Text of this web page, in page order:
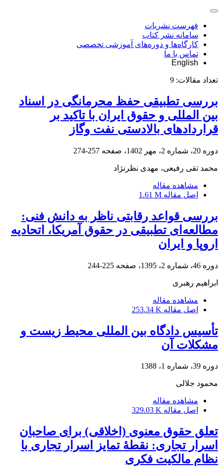
فهرست نشریات
سامانه نشر کتاب
کارگاه‌ها و دوره‌های آموزشی تخصصی
تماس با ما
English
تعداد مقالات: 9
بررسی تطبیقی حفظ محرمانگی در اسناد
بین المللی و حقوق ایران با تاکید بر
قراردادهای بالادستی نفت وگاز
دوره 20، شماره 2، مهر 1402، صفحه 257-274
محمد تقی رفیعی، مهدی نظرنژاد
مشاهده مقاله
اصل مقاله 1.61 M
بررسی قواعد رقابتی ناظر به دانش فنی:
مطالعه‌ای تطبیقی در حقوق آمریکا، اتحادیه
اروپا و ایران
دوره 46، شماره 2، 1395، صفحه 225-244
ابراهیم رهبری
مشاهده مقاله
اصل مقاله 253.34 K
تأسیس دادگاه بین المللی محیط زیست و
مشکلات آن
دوره 39، شماره 1، 1388
محمود جلالی
مشاهده مقاله
اصل مقاله 329.03 K
تعلق حقوق معنوی (اخلاقی) برای صاحبان
اسرار تجاری: نقطۀ تمایز اسرار تجاری با
نظام مالکیت فکری